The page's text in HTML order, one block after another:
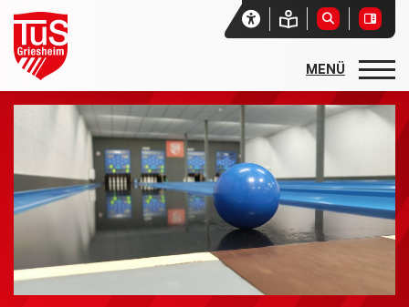
Startseite
Aktuelles
Vereinssport
Sport- und Freizeitangebote